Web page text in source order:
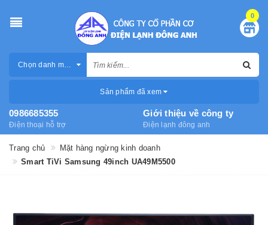
0
Chọn danh mục
Sản phẩm đã xem
0986685355
Điện thoại hỗ trợ
Giới thiệu về công ty
Điện lạnh đông anh
Trang chủ
Mặt hàng ngừng kinh doanh
Smart TiVi Samsung 49inch UA49M5500